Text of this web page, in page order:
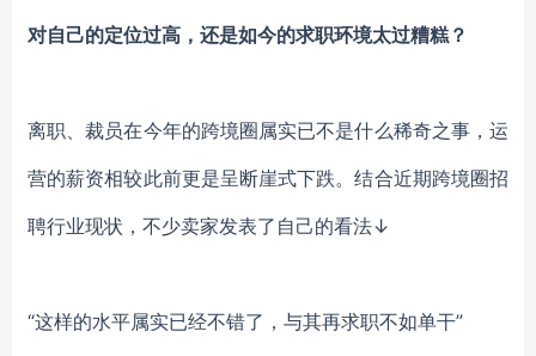
对自己的定位过高，还是如今的求职环境太过糟糕？
离职、裁员在今年的跨境圈属实已不是什么稀奇之事，运
营的薪资相较此前更是呈断崖式下跌。结合近期跨境圈招
聘行业现状，不少卖家发表了自己的看法↓
“这样的水平属实已经不错了，与其再求职不如单干”